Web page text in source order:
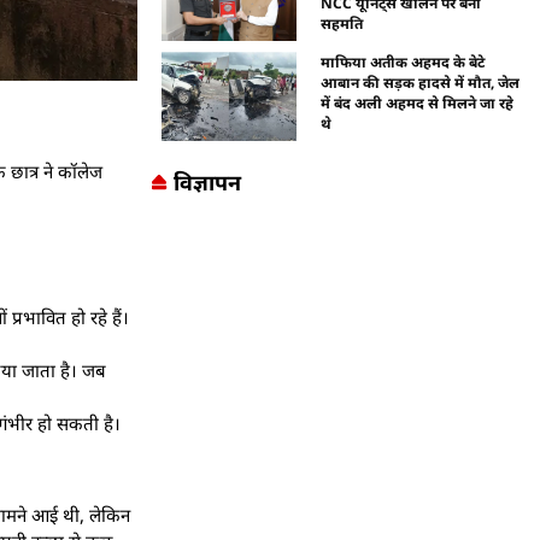
छात्र ने कॉलेज
हो रहे हैं।
जाता है। जब
हो सकती है।
आई थी, लेकिन
सहमति
माफिया अतीक अहमद के बेटे
आबान की सड़क हादसे में मौत, जेल
में बंद अली अहमद से मिलने जा रहे
थे
विज्ञापन